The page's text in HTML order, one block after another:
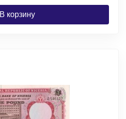
В корзину